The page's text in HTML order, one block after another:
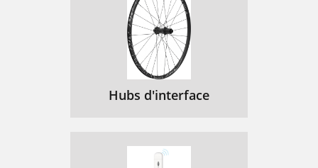
Hubs d'interface